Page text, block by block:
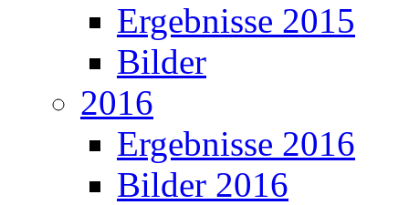
Ergebnisse 2015
Bilder
2016
Ergebnisse 2016
Bilder 2016